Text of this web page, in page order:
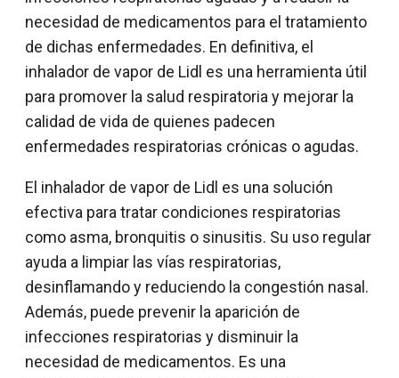
necesidad de medicamentos para el tratamiento
de dichas enfermedades. En definitiva, el
inhalador de vapor de Lidl es una herramienta útil
para promover la salud respiratoria y mejorar la
calidad de vida de quienes padecen
enfermedades respiratorias crónicas o agudas.
El inhalador de vapor de Lidl es una solución
efectiva para tratar condiciones respiratorias
como asma, bronquitis o sinusitis. Su uso regular
ayuda a limpiar las vías respiratorias,
desinflamando y reduciendo la congestión nasal.
Además, puede prevenir la aparición de
infecciones respiratorias y disminuir la
necesidad de medicamentos. Es una